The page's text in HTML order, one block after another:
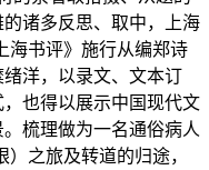
诸多反思、取中，上海
海书评》施行从编郑诗
洋，以录文、文本订
也得以展示中国现代文
梳理做为一名通俗病人
）之旅及转道的归途，